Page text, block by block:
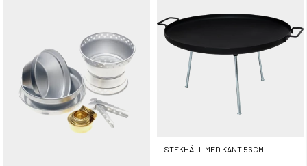
STEKHÄLL MED KANT 56CM